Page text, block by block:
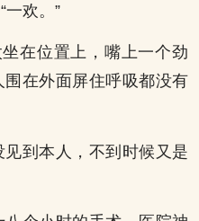
一欢。”
在位置上，嘴上一个劲
在外面屏住呼吸都没有
到本人，不到时候又是